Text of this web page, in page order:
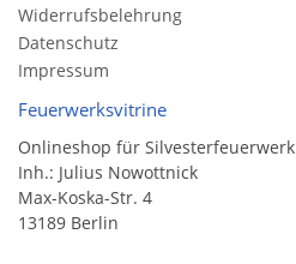
Widerrufsbelehrung
Datenschutz
Impressum
Feuerwerksvitrine
Onlineshop für Silvesterfeuerwerk
Inh.: Julius Nowottnick
Max-Koska-Str. 4
13189 Berlin